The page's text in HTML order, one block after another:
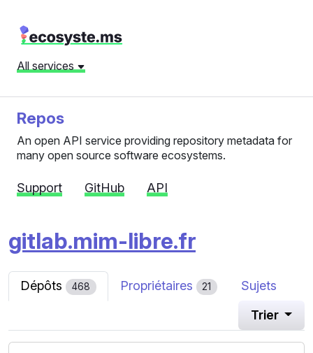
All services
Repos
An open API service providing repository metadata for
many open source software ecosystems.
Support GitHub API
gitlab.mim-libre.fr
Dépôts 468 Propriétaires 21 Sujets
Trier